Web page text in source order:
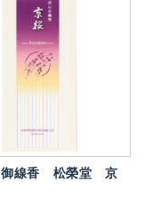
御線香 松榮堂 京